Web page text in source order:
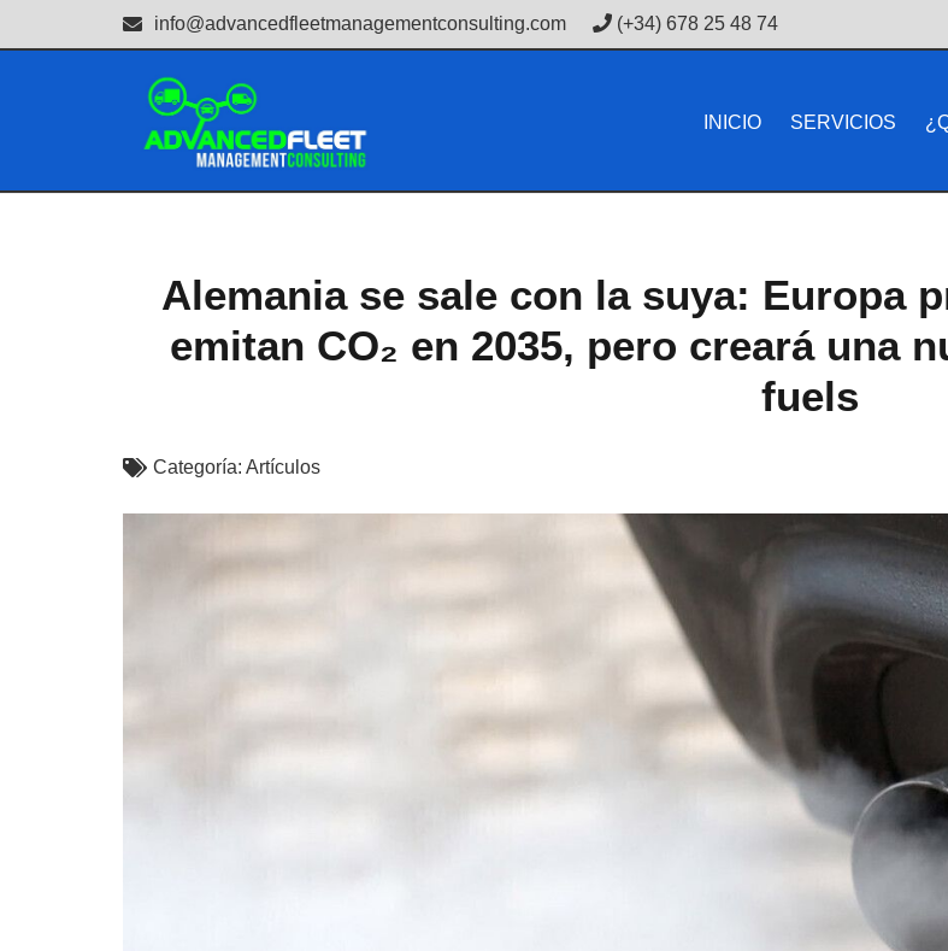
info@advancedfleetmanagementconsulting.com (+34) 678 25 48 74
INICIO SERVICIOS
Alemania se sale con la suya: Europa
emitan CO₂ en 2035, pero creará una
fuels
Categoría: Artículos